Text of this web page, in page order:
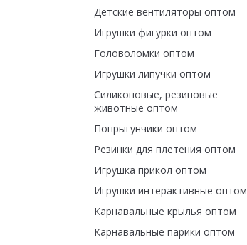
Детские вентиляторы оптом
Игрушки фигурки оптом
Головоломки оптом
Игрушки липучки оптом
Силиконовые, резиновые
животные оптом
Попрыгунчики оптом
Резинки для плетения оптом
Игрушка прикол оптом
Игрушки интерактивные оптом
Карнавальные крылья оптом
Карнавальные парики оптом